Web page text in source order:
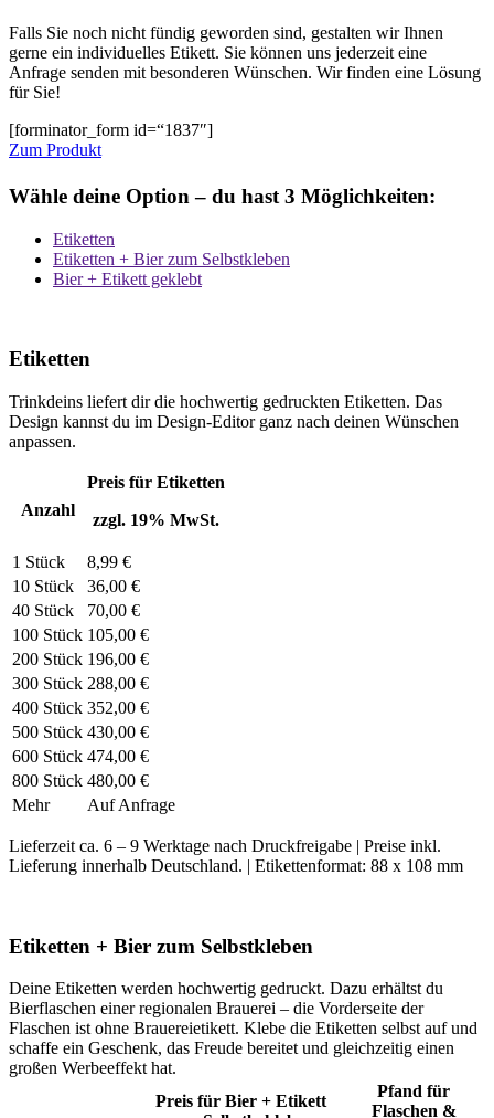
Falls Sie noch nicht fündig geworden sind, gestalten wir Ihnen
gerne ein individuelles Etikett. Sie können uns jederzeit eine
Anfrage senden mit besonderen Wünschen. Wir finden eine Lösung
für Sie!
[forminator_form id=“1837″]
Zum Produkt
Wähle deine Option – du hast 3 Möglichkeiten:
Etiketten
Etiketten + Bier zum Selbstkleben
Bier + Etikett geklebt
Etiketten
Trinkdeins liefert dir die hochwertig gedruckten Etiketten. Das
Design kannst du im Design-Editor ganz nach deinen Wünschen
anpassen.
Anzahl
Preis für Etiketten
zzgl. 19% MwSt.
1 Stück
8,99 €
10 Stück
36,00 €
40 Stück
70,00 €
100 Stück 105,00 €
200 Stück 196,00 €
300 Stück 288,00 €
400 Stück 352,00 €
500 Stück 430,00 €
600 Stück 474,00 €
800 Stück 480,00 €
Mehr
Auf Anfrage
Lieferzeit ca. 6 – 9 Werktage nach Druckfreigabe | Preise inkl.
Lieferung innerhalb Deutschland. | Etikettenformat: 88 x 108 mm
Etiketten + Bier zum Selbstkleben
Deine Etiketten werden hochwertig gedruckt. Dazu erhältst du
Bierflaschen einer regionalen Brauerei – die Vorderseite der
Flaschen ist ohne Brauereietikett. Klebe die Etiketten selbst auf und
schaffe ein Geschenk, das Freude bereitet und gleichzeitig einen
großen Werbeeffekt hat.
Preis für Bier + Etikett
Pfand für
Flaschen &